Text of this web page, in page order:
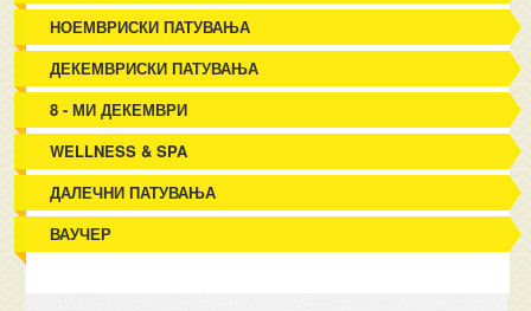
НОЕМВРИСКИ ПАТУВАЊА
ДЕКЕМВРИСКИ ПАТУВАЊА
8 - МИ ДЕКЕМВРИ
WELLNESS & SPA
ДАЛЕЧНИ ПАТУВАЊА
ВАУЧЕР